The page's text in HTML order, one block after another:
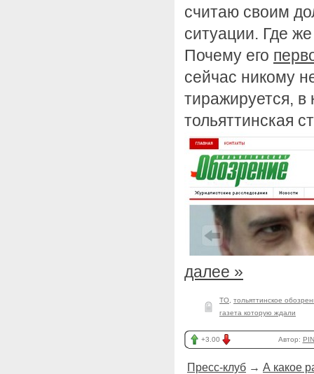
считаю своим
ситуации. Где
Почему его
сейчас никому
тиражируется, в
тольяттинская
далее »
ТО тольяттинское
газета которую ждали
+3.00 Автор:
Пресс-клуб → А какое